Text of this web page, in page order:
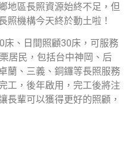
地區長照資源始終不足，但
照機構今天終於動土啦！
床、日間照顧30床，可服務
居民，包括台中神岡、后
蘭、三義、銅鑼等長照服務
工，後年啟用，完工後將注
長輩可以獲得更好的照顧，